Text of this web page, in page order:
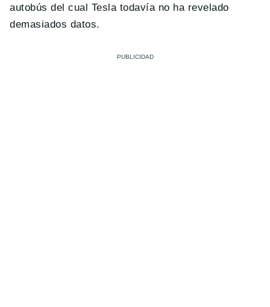
autobús del cual Tesla todavía no ha revelado
demasiados datos.